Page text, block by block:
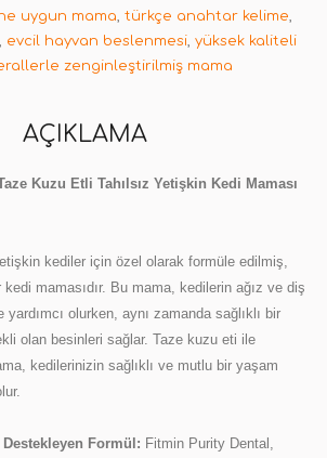
uygun mama, türkçe anahtar kelime,
, evcil hayvan beslenmesi, yüksek kaliteli
zenginleştirilmiş mama
AÇIKLAMA
Kuzu Etli Tahılsız Yetişkin Kedi Maması
kediler için özel olarak formüle edilmiş,
mamasıdır. Bu mama, kedilerin ağız ve diş
yardımcı olurken, aynı zamanda sağlıklı bir
olan besinleri sağlar. Taze kuzu eti ile
kedilerinizin sağlıklı ve mutlu bir yaşam
Destekleyen Formül: Fitmin Purity Dental,